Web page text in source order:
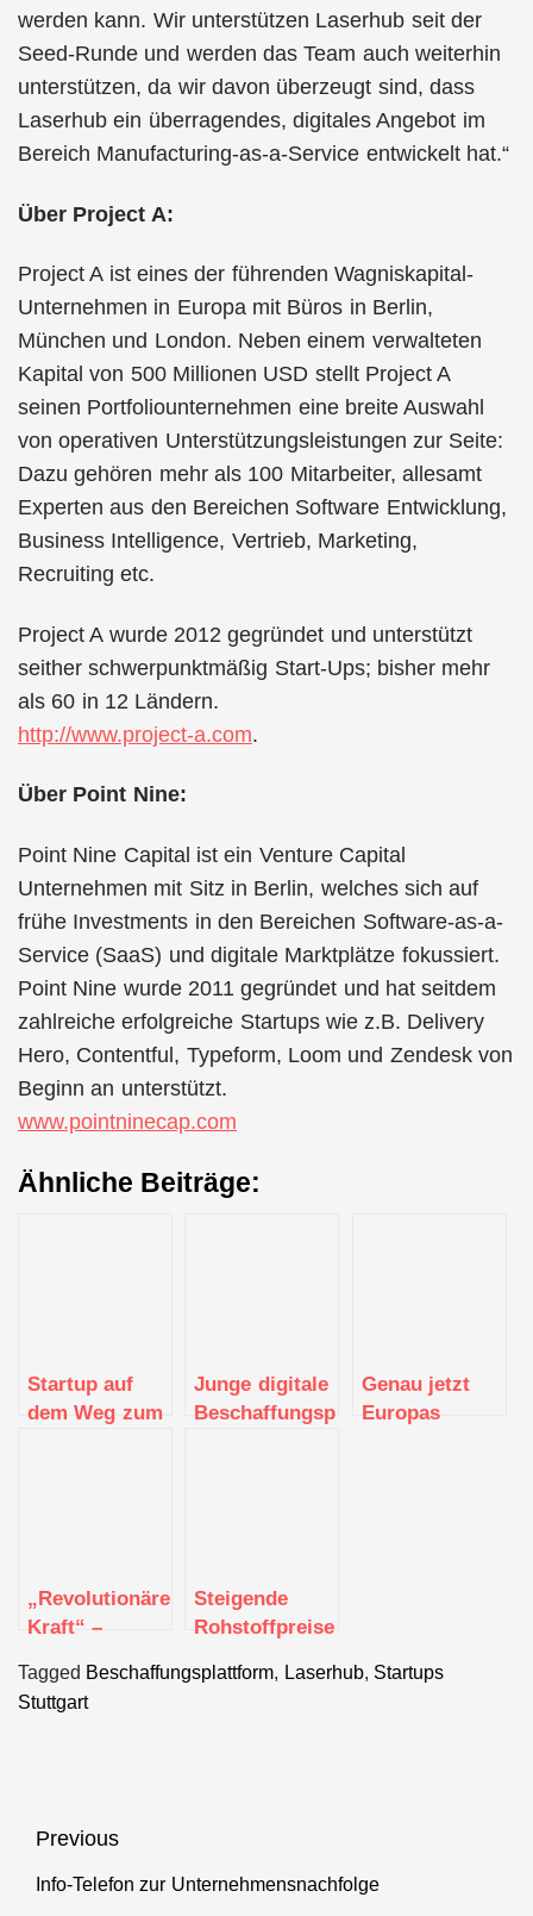
werden kann. Wir unterstützen Laserhub seit der
Seed-Runde und werden das Team auch weiterhin
unterstützen, da wir davon überzeugt sind, dass
Laserhub ein überragendes, digitales Angebot im
Bereich Manufacturing-as-a-Service entwickelt hat.“
Über Project A:
Project A ist eines der führenden Wagniskapital-
Unternehmen in Europa mit Büros in Berlin,
München und London. Neben einem verwalteten
Kapital von 500 Millionen USD stellt Project A
seinen Portfoliounternehmen eine breite Auswahl
von operativen Unterstützungsleistungen zur Seite:
Dazu gehören mehr als 100 Mitarbeiter, allesamt
Experten aus den Bereichen Software Entwicklung,
Business Intelligence, Vertrieb, Marketing,
Recruiting etc.
Project A wurde 2012 gegründet und unterstützt
seither schwerpunktmäßig Start-Ups; bisher mehr
als 60 in 12 Ländern.
http://www.project-a.com.
Über Point Nine:
Point Nine Capital ist ein Venture Capital
Unternehmen mit Sitz in Berlin, welches sich auf
frühe Investments in den Bereichen Software-as-a-
Service (SaaS) und digitale Marktplätze fokussiert.
Point Nine wurde 2011 gegründet und hat seitdem
zahlreiche erfolgreiche Startups wie z.B. Delivery
Hero, Contentful, Typeform, Loom und Zendesk von
Beginn an unterstützt.
www.pointninecap.com
Ähnliche Beiträge:
Startup auf
dem Weg zum
Portfolio um
CNC-Drehen
Junge digitale
Beschaffungsplattformen
Genau jetzt
Europas
„Revolutionäre
Kraft“ –
gründet in
Verantwortungseigentum
Steigende
Rohstoffpreise
Lieferengpässe
Tagged Beschaffungsplattform, Laserhub, Startups
Stuttgart
Beitragsnavigation
Previous
Previous
Info-Telefon zur Unternehmensnachfolge